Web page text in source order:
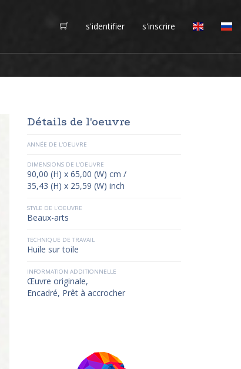
s'identifier s'inscrire
Détails de l'oeuvre
ANNÉE DE L'OEUVRE
DIMENSIONS DE L'OEUVRE
90,00 (H) x 65,00 (W) cm /
35,43 (H) x 25,59 (W) inch
STYLE DE L'OEUVRE
Beaux-arts
TECHNIQUE DE TRAVAIL
Huile sur toile
INFORMATION ADDITIONNELLE
Œuvre originale,
Encadré, Prêt à accrocher